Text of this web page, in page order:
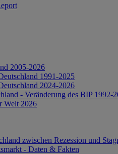
2005-2026
1991-2025
2024-2026
- Veränderung des BIP 1992-
Welt 2026
zwischen Rezession und
- Daten & Fakten